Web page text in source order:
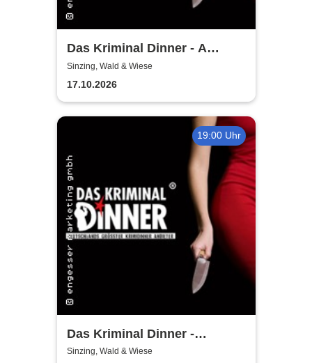
Das Kriminal Dinner - A
Stammtischkrimi
Sinzing, Wald & Wiese
17.10.2026
19:00 Uhr
Das Kriminal Dinner -
Blutmond
Sinzing, Wald & Wiese